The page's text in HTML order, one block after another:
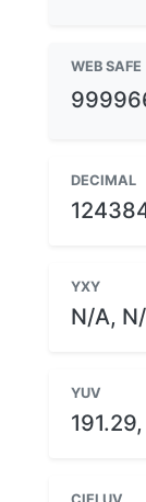
WEB SAFE
DECIMAL
YXY
N/A,
YUV
CIELUV